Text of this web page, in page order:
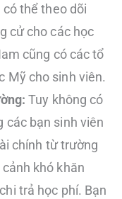
thể theo dõi
cử cho các học
cũng có các tổ
Mỹ cho sinh viên.
Tuy không có
các bạn sinh viên
chính từ trường
khó khăn
trả học phí. Bạn